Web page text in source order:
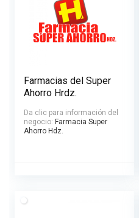
Farmacias del Super
Ahorro Hrdz.
Da clic para información del
negocio: Farmacia Super
Ahorro Hdz.